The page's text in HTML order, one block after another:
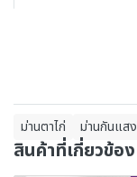
ม่านตาไก่ ม่านกันแสง
สินค้าที่เกี่ยวข้อง